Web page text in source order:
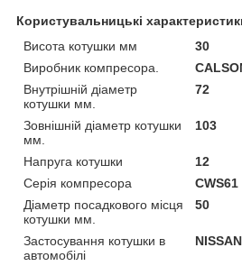
Користувальницькі
Висота котушки мм
30
Виробник компресора.
Внутрішній діаметр
котушки мм.
72
Зовнішній діаметр котушки
мм.
103
Напруга котушки
12
Серія компресора
CWS61
Діаметр посадкового місця
котушки мм.
50
Застосування котушки в
автомобілі
NISSAN